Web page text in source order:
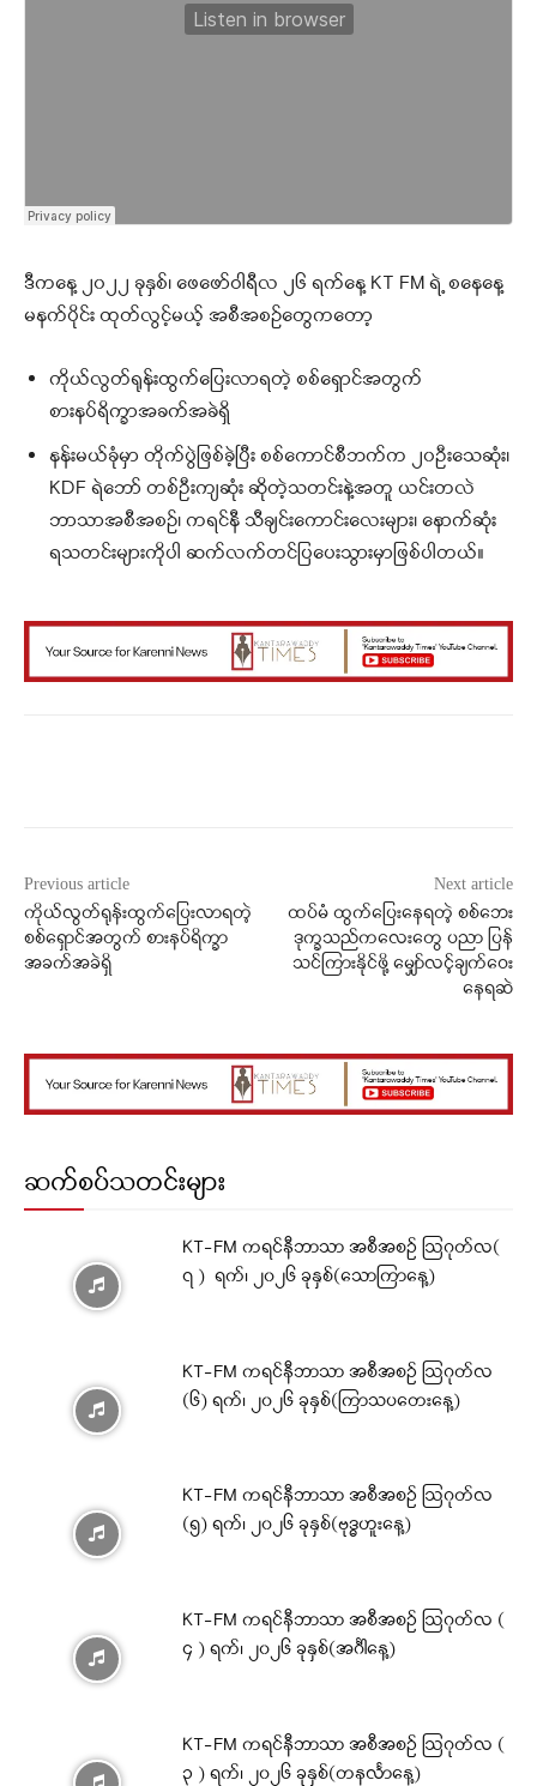
ဒီကနေ့ ၂၀၂၂ ခုနှစ်၊ ဖေဖော်ဝါရီလ ၂၆ ရက်နေ့ KT FM ရဲ့ စနေနေ့
မနက်ပိုင်း ထုတ်လွင့်မယ့် အစီအစဉ်တွေကတော့
ကိုယ်လွတ်ရုန်းထွက်ပြေးလာရတဲ့ စစ်ရှောင်အတွက်
စားနပ်ရိက္ခာအခက်အခဲရှိ
နန်းမယ်ခုံမှာ တိုက်ပွဲဖြစ်ခဲ့ပြီး စစ်ကောင်စီဘက်က ၂၀ဦးသေဆုံး၊
KDF ရဲဘော် တစ်ဦးကျဆုံး ဆိုတဲ့သတင်းနဲ့အတူ ယင်းတလဲ
ဘာသာအစီအစဉ်၊ ကရင်နီ သီချင်းကောင်းလေးများ၊ နောက်ဆုံး
ရသတင်းများကိုပါ ဆက်လက်တင်ပြပေးသွားမှာဖြစ်ပါတယ်။
Previous article
ကိုယ်လွတ်ရုန်းထွက်ပြေးလာရတဲ့
စစ်ရှောင်အတွက် စားနပ်ရိက္ခာ
အခက်အခဲရှိ
Next article
ထပ်မံ ထွက်ပြေးနေရတဲ့ စစ်ဘေး
ဒုက္ခသည်ကလေးတွေ ပညာ ပြန်
သင်ကြားနိုင်ဖို့ မျှော်လင့်ချက်ဝေး
နေရဆဲ
ဆက်စပ်သတင်းများ
KT-FM ကရင်နီဘာသာ အစီအစဉ် ဩဂုတ်လ(
၇ ) ရက်၊ ၂၀၂၆ ခုနှစ်(သောကြာနေ့)
KT-FM ကရင်နီဘာသာ အစီအစဉ် ဩဂုတ်လ
(၆) ရက်၊ ၂၀၂၆ ခုနှစ်(ကြာသပတေးနေ့)
KT-FM ကရင်နီဘာသာ အစီအစဉ် ဩဂုတ်လ
(၅) ရက်၊ ၂၀၂၆ ခုနှစ်(ဗုဒ္ဓဟူးနေ့)
KT-FM ကရင်နီဘာသာ အစီအစဉ် ဩဂုတ်လ (
၄ ) ရက်၊ ၂၀၂၆ ခုနှစ်(အင်္ဂါနေ့)
KT-FM ကရင်နီဘာသာ အစီအစဉ် ဩဂုတ်လ (
၃ ) ရက်၊ ၂၀၂၆ ခုနှစ်(တနင်္လာနေ့)